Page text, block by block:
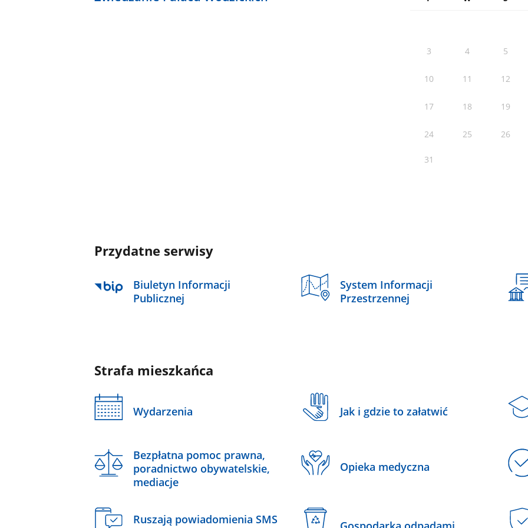
3 4 5
10 11 12
17 18 19
24 25 26
31
Przydatne serwisy
Biuletyn Informacji
Publicznej
System Informacji
Przestrzennej
Strafa mieszkańca
Wydarzenia Jak i gdzie to załatwić
Bezpłatna pomoc prawna,
poradnictwo obywatelskie,
mediacje
Opieka medyczna
Ruszają powiadomienia SMS